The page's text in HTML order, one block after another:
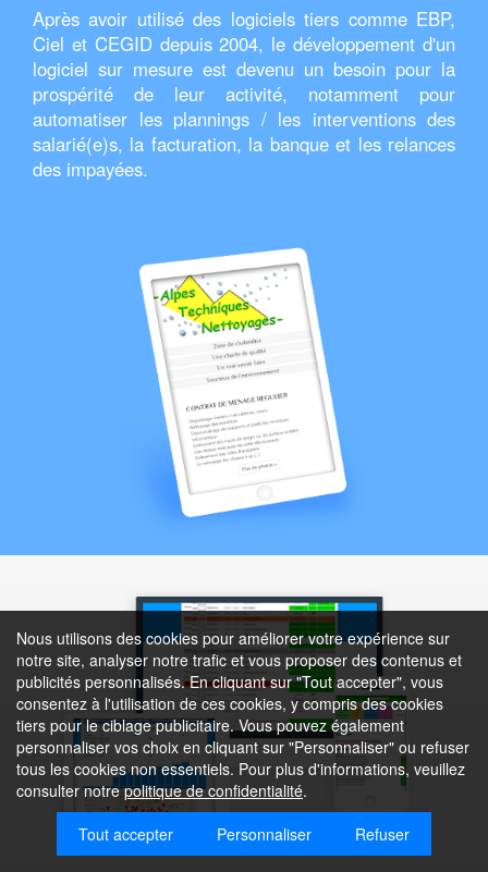
Nous utilisons des cookies pour améliorer votre expérience sur
notre site, analyser notre trafic et vous proposer des contenus et
publicités personnalisés. En cliquant sur "Tout accepter", vous
consentez à l'utilisation de ces cookies, y compris des cookies
tiers pour le ciblage publicitaire. Vous pouvez également
personnaliser vos choix en cliquant sur "Personnaliser" ou refuser
tous les cookies non essentiels. Pour plus d'informations, veuillez
consulter notrepolitique de confidentialité.
Tout accepter
Personnaliser Refuser
Après avoir utilisé des logiciels tiers comme EBP,
Ciel et CEGID depuis 2004, le développement d'un
logiciel sur mesure est devenu un besoin pour la
prospérité de leur activité, notamment pour
automatiser les plannings / les interventions des
salarié(e)s, la facturation, la banque et les relances
des impayées.